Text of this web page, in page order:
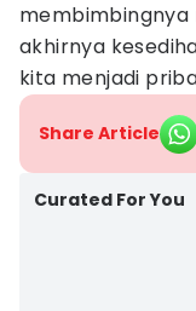
membimbingnya
akhirnya
kita menjadi
Share Article
Curated For You